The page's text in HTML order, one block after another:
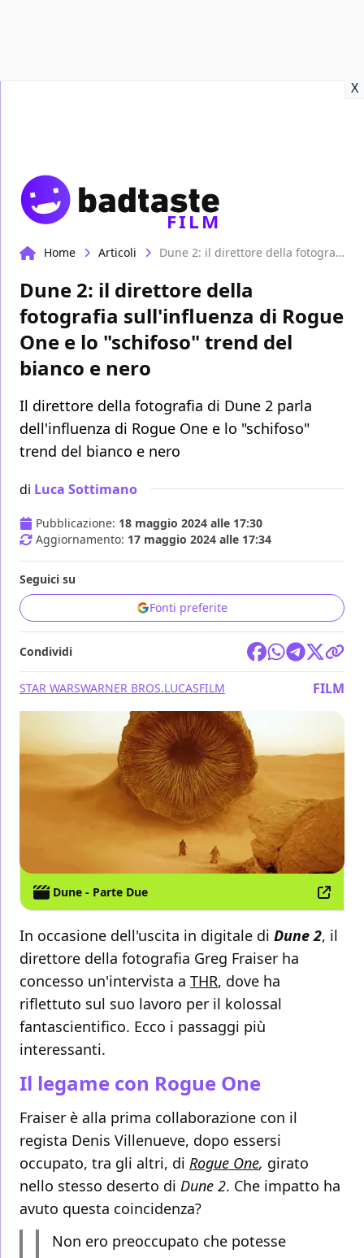
X
FILM
Home Articoli Dune 2: il direttore della fotografia sull'influenza di Rogue One e lo "schifoso" trend del bianco e nero
Dune 2: il direttore della
fotografia sull'influenza di Rogue
One e lo "schifoso" trend del
bianco e nero
Il direttore della fotografia di Dune 2 parla
dell'influenza di Rogue One e lo "schifoso"
trend del bianco e nero
di Luca Sottimano
Pubblicazione: 18 maggio 2024 alle 17:30
Aggiornamento: 17 maggio 2024 alle 17:34
Seguici su
Fonti preferite
Condividi
STAR WARSWARNER BROS.LUCASFILM FILM
Dune - Parte Due
In occasione dell'uscita in digitale di Dune 2, il
direttore della fotografia Greg Fraiser ha
concesso un'intervista a THR, dove ha
riflettuto sul suo lavoro per il kolossal
fantascientifico. Ecco i passaggi più
interessanti.
Il legame con Rogue One
Fraiser è alla prima collaborazione con il
regista Denis Villenueve, dopo essersi
occupato, tra gli altri, di Rogue One, girato
nello stesso deserto di Dune 2. Che impatto ha
avuto questa coincidenza?
Non ero preoccupato che potesse